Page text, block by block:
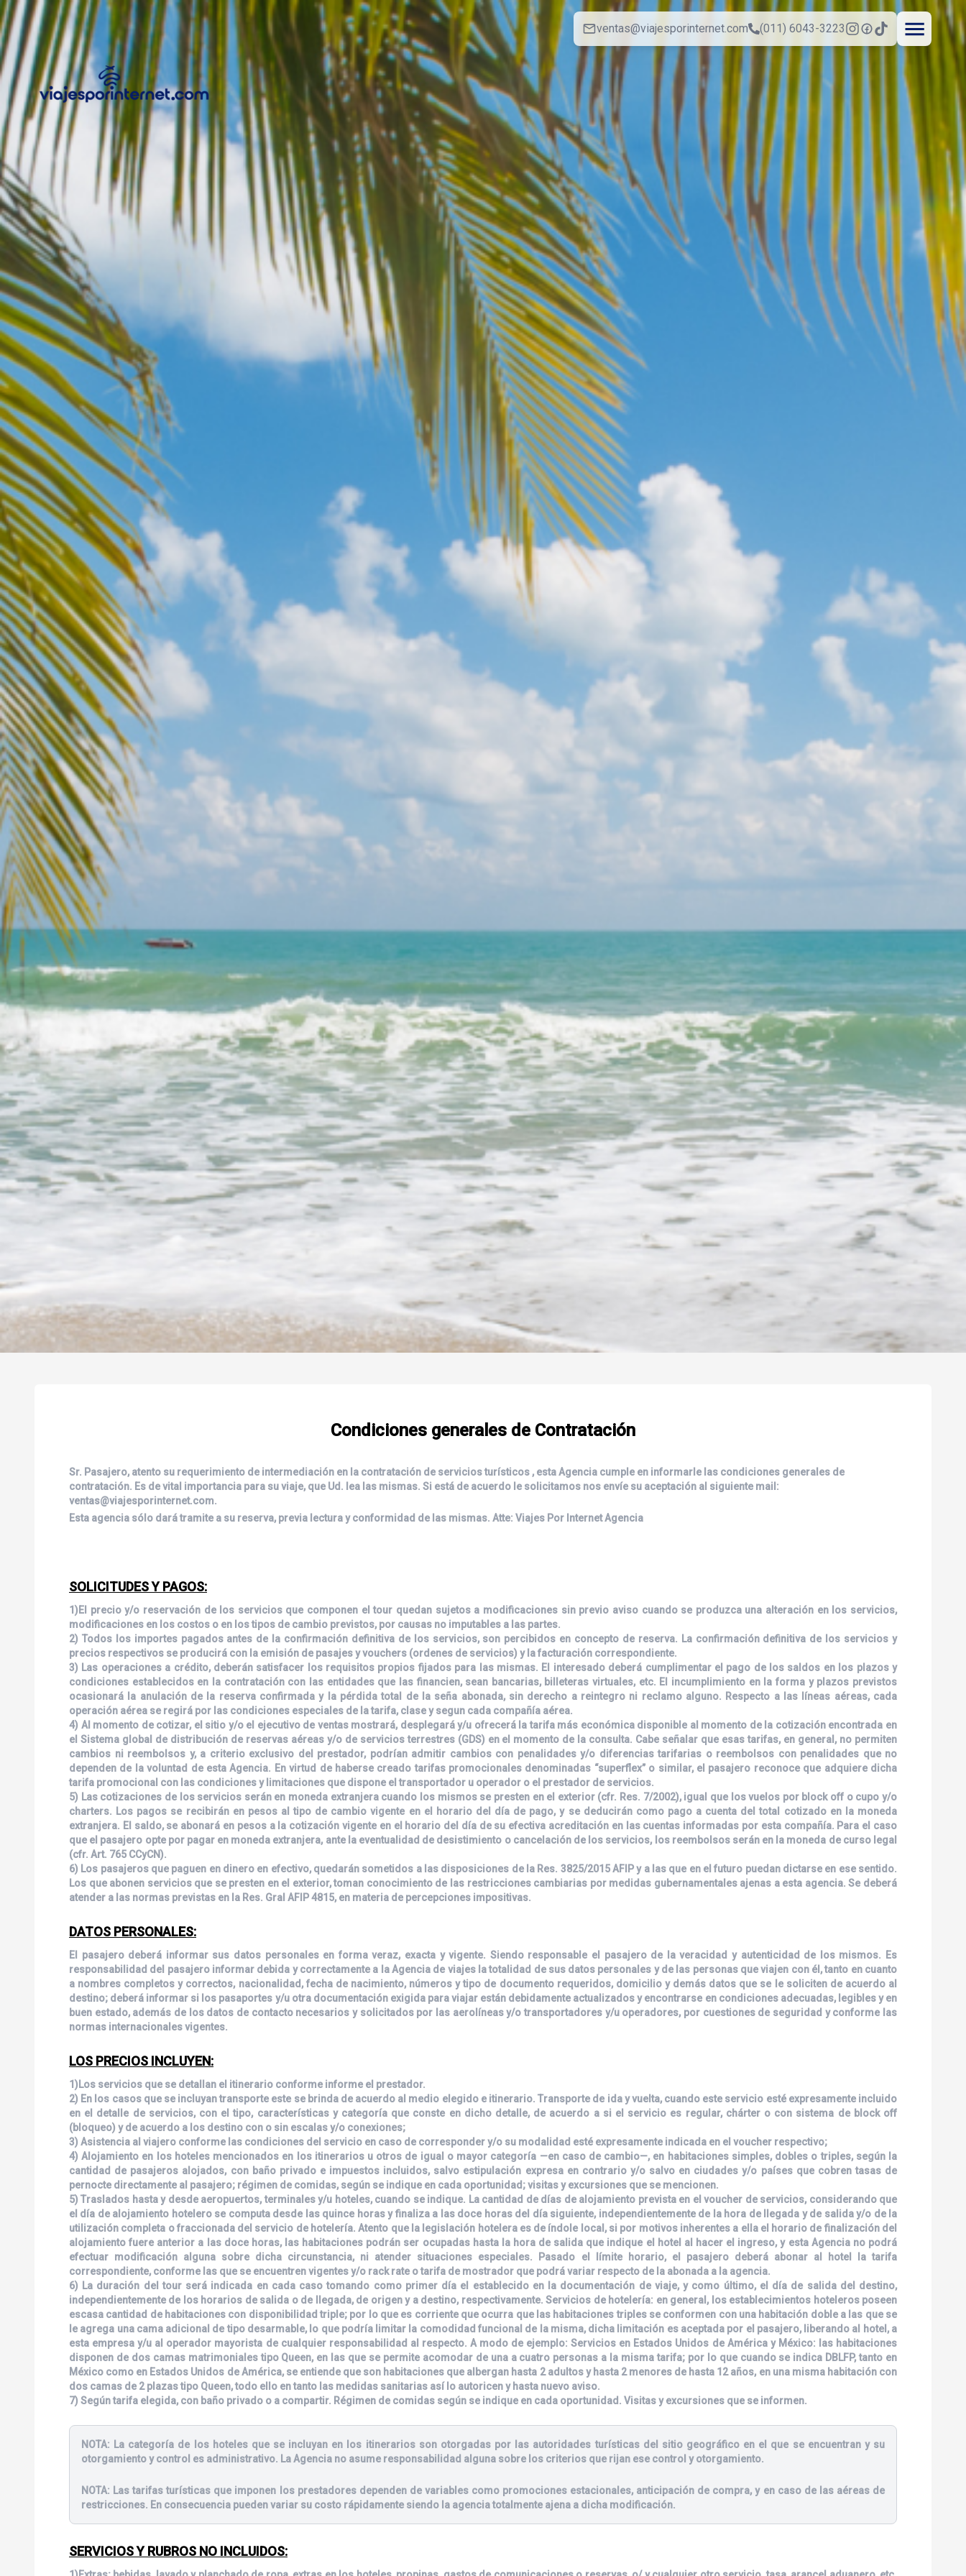
ventas@viajesporinternet.com (011) 6043-3223
Condiciones generales de Contratación
Sr. Pasajero, atento su requerimiento de intermediación en la contratación de servicios turísticos , esta Agencia cumple en informarle las condiciones generales de
contratación. Es de vital importancia para su viaje, que Ud. lea las mismas. Si está de acuerdo le solicitamos nos envíe su aceptación al siguiente mail:
ventas@viajesporinternet.com.
Esta agencia sólo dará tramite a su reserva, previa lectura y conformidad de las mismas. Atte: Viajes Por Internet Agencia
SOLICITUDES Y PAGOS:
1)El precio y/o reservación de los servicios que componen el tour quedan sujetos a modificaciones sin previo aviso cuando se produzca una alteración en los servicios,
modificaciones en los costos o en los tipos de cambio previstos, por causas no imputables a las partes.
2) Todos los importes pagados antes de la confirmación definitiva de los servicios, son percibidos en concepto de reserva. La confirmación definitiva de los servicios y
precios respectivos se producirá con la emisión de pasajes y vouchers (ordenes de servicios) y la facturación correspondiente.
3) Las operaciones a crédito, deberán satisfacer los requisitos propios fijados para las mismas. El interesado deberá cumplimentar el pago de los saldos en los plazos y
condiciones establecidos en la contratación con las entidades que las financien, sean bancarias, billeteras virtuales, etc. El incumplimiento en la forma y plazos previstos
ocasionará la anulación de la reserva confirmada y la pérdida total de la seña abonada, sin derecho a reintegro ni reclamo alguno. Respecto a las líneas aéreas, cada
operación aérea se regirá por las condiciones especiales de la tarifa, clase y segun cada compañía aérea.
4) Al momento de cotizar, el sitio y/o el ejecutivo de ventas mostrará, desplegará y/u ofrecerá la tarifa más económica disponible al momento de la cotización encontrada en
el Sistema global de distribución de reservas aéreas y/o de servicios terrestres (GDS) en el momento de la consulta. Cabe señalar que esas tarifas, en general, no permiten
cambios ni reembolsos y, a criterio exclusivo del prestador, podrían admitir cambios con penalidades y/o diferencias tarifarias o reembolsos con penalidades que no
dependen de la voluntad de esta Agencia. En virtud de haberse creado tarifas promocionales denominadas “superflex” o similar, el pasajero reconoce que adquiere dicha
tarifa promocional con las condiciones y limitaciones que dispone el transportador u operador o el prestador de servicios.
5) Las cotizaciones de los servicios serán en moneda extranjera cuando los mismos se presten en el exterior (cfr. Res. 7/2002), igual que los vuelos por block off o cupo y/o
charters. Los pagos se recibirán en pesos al tipo de cambio vigente en el horario del día de pago, y se deducirán como pago a cuenta del total cotizado en la moneda
extranjera. El saldo, se abonará en pesos a la cotización vigente en el horario del día de su efectiva acreditación en las cuentas informadas por esta compañía. Para el caso
que el pasajero opte por pagar en moneda extranjera, ante la eventualidad de desistimiento o cancelación de los servicios, los reembolsos serán en la moneda de curso legal
(cfr. Art. 765 CCyCN).
6) Los pasajeros que paguen en dinero en efectivo, quedarán sometidos a las disposiciones de la Res. 3825/2015 AFIP y a las que en el futuro puedan dictarse en ese sentido.
Los que abonen servicios que se presten en el exterior, toman conocimiento de las restricciones cambiarias por medidas gubernamentales ajenas a esta agencia. Se deberá
atender a las normas previstas en la Res. Gral AFIP 4815, en materia de percepciones impositivas.
DATOS PERSONALES:
El pasajero deberá informar sus datos personales en forma veraz, exacta y vigente. Siendo responsable el pasajero de la veracidad y autenticidad de los mismos. Es
responsabilidad del pasajero informar debida y correctamente a la Agencia de viajes la totalidad de sus datos personales y de las personas que viajen con él, tanto en cuanto
a nombres completos y correctos, nacionalidad, fecha de nacimiento, números y tipo de documento requeridos, domicilio y demás datos que se le soliciten de acuerdo al
destino; deberá informar si los pasaportes y/u otra documentación exigida para viajar están debidamente actualizados y encontrarse en condiciones adecuadas, legibles y en
buen estado, además de los datos de contacto necesarios y solicitados por las aerolíneas y/o transportadores y/u operadores, por cuestiones de seguridad y conforme las
normas internacionales vigentes.
LOS PRECIOS INCLUYEN:
1)Los servicios que se detallan el itinerario conforme informe el prestador.
2) En los casos que se incluyan transporte este se brinda de acuerdo al medio elegido e itinerario. Transporte de ida y vuelta, cuando este servicio esté expresamente incluido
en el detalle de servicios, con el tipo, características y categoría que conste en dicho detalle, de acuerdo a si el servicio es regular, chárter o con sistema de block off
(bloqueo) y de acuerdo a los destino con o sin escalas y/o conexiones;
3) Asistencia al viajero conforme las condiciones del servicio en caso de corresponder y/o su modalidad esté expresamente indicada en el voucher respectivo;
4) Alojamiento en los hoteles mencionados en los itinerarios u otros de igual o mayor categoría —en caso de cambio—, en habitaciones simples, dobles o triples, según la
cantidad de pasajeros alojados, con baño privado e impuestos incluidos, salvo estipulación expresa en contrario y/o salvo en ciudades y/o países que cobren tasas de
pernocte directamente al pasajero; régimen de comidas, según se indique en cada oportunidad; visitas y excursiones que se mencionen.
5) Traslados hasta y desde aeropuertos, terminales y/u hoteles, cuando se indique. La cantidad de días de alojamiento prevista en el voucher de servicios, considerando que
el día de alojamiento hotelero se computa desde las quince horas y finaliza a las doce horas del día siguiente, independientemente de la hora de llegada y de salida y/o de la
utilización completa o fraccionada del servicio de hotelería. Atento que la legislación hotelera es de índole local, si por motivos inherentes a ella el horario de finalización del
alojamiento fuere anterior a las doce horas, las habitaciones podrán ser ocupadas hasta la hora de salida que indique el hotel al hacer el ingreso, y esta Agencia no podrá
efectuar modificación alguna sobre dicha circunstancia, ni atender situaciones especiales. Pasado el límite horario, el pasajero deberá abonar al hotel la tarifa
correspondiente, conforme las que se encuentren vigentes y/o rack rate o tarifa de mostrador que podrá variar respecto de la abonada a la agencia.
6) La duración del tour será indicada en cada caso tomando como primer día el establecido en la documentación de viaje, y como último, el día de salida del destino,
independientemente de los horarios de salida o de llegada, de origen y a destino, respectivamente. Servicios de hotelería: en general, los establecimientos hoteleros poseen
escasa cantidad de habitaciones con disponibilidad triple; por lo que es corriente que ocurra que las habitaciones triples se conformen con una habitación doble a las que se
le agrega una cama adicional de tipo desarmable, lo que podría limitar la comodidad funcional de la misma, dicha limitación es aceptada por el pasajero, liberando al hotel, a
esta empresa y/u al operador mayorista de cualquier responsabilidad al respecto. A modo de ejemplo: Servicios en Estados Unidos de América y México: las habitaciones
disponen de dos camas matrimoniales tipo Queen, en las que se permite acomodar de una a cuatro personas a la misma tarifa; por lo que cuando se indica DBLFP, tanto en
México como en Estados Unidos de América, se entiende que son habitaciones que albergan hasta 2 adultos y hasta 2 menores de hasta 12 años, en una misma habitación con
dos camas de 2 plazas tipo Queen, todo ello en tanto las medidas sanitarias así lo autoricen y hasta nuevo aviso.
7) Según tarifa elegida, con baño privado o a compartir. Régimen de comidas según se indique en cada oportunidad. Visitas y excursiones que se informen.
NOTA: La categoría de los hoteles que se incluyan en los itinerarios son otorgadas por las autoridades turísticas del sitio geográfico en el que se encuentran y su
otorgamiento y control es administrativo. La Agencia no asume responsabilidad alguna sobre los criterios que rijan ese control y otorgamiento.
NOTA: Las tarifas turísticas que imponen los prestadores dependen de variables como promociones estacionales, anticipación de compra, y en caso de las aéreas de
restricciones. En consecuencia pueden variar su costo rápidamente siendo la agencia totalmente ajena a dicha modificación.
SERVICIOS Y RUBROS NO INCLUIDOS: